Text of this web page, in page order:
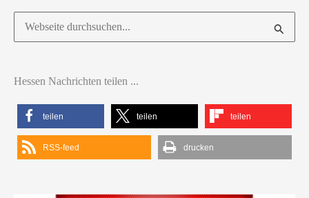
Suchen
nach:
Hessen Nachrichten teilen ...
teilen teilen teilen
RSS-feed drucken